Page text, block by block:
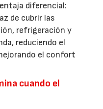
diferencial:
de cubrir las
refrigeración y
reduciendo el
el confort
cuando el